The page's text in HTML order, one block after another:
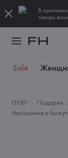
В
товары
Sale
FH.BY Подарки
Украшения и